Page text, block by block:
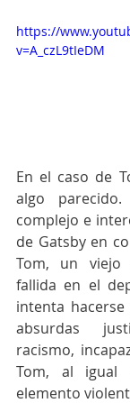
https://
v=A_czL9tIeDM
En el caso de
algo
complejo e
de Gatsby en
Tom, un viejo
fallida en el
intenta
absurdas
racismo,
Tom, al igual
elemento